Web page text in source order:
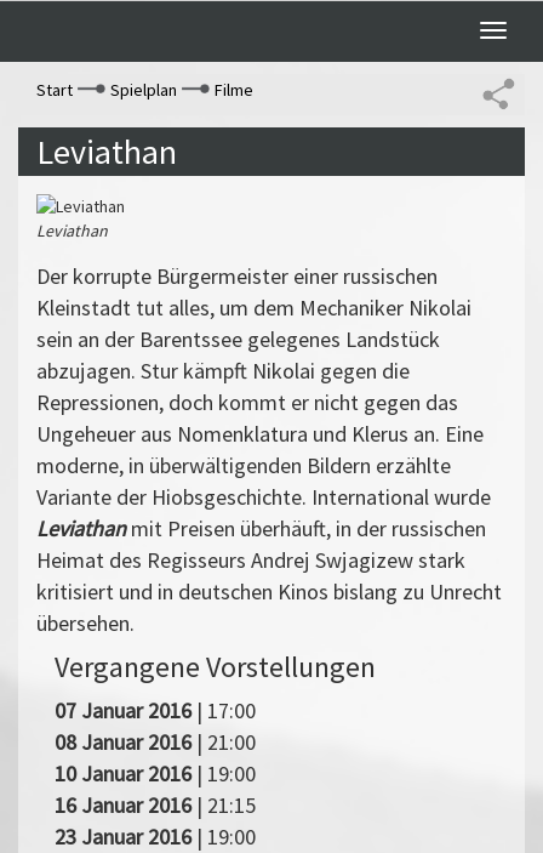
Toggle
Start
Spielplan Filme
Leviathan
Leviathan
Der korrupte Bürgermeister einer russischen
Kleinstadt tut alles, um dem Mechaniker Nikolai
sein an der Barentssee gelegenes Landstück
abzujagen. Stur kämpft Nikolai gegen die
Repressionen, doch kommt er nicht gegen das
Ungeheuer aus Nomenklatura und Klerus an. Eine
moderne, in überwältigenden Bildern erzählte
Variante der Hiobsgeschichte. International wurde
Leviathan mit Preisen überhäuft, in der russischen
Heimat des Regisseurs Andrej Swjagizew stark
kritisiert und in deutschen Kinos bislang zu Unrecht
übersehen.
Vergangene Vorstellungen
07 Januar 2016| 17:00
08 Januar 2016| 21:00
10 Januar 2016| 19:00
16 Januar 2016| 21:15
23 Januar 2016| 19:00